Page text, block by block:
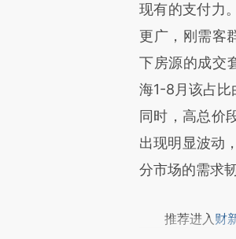
现有的支付力
更广，刚需客
下房源的成交
海1-8月该占比
同时，高总价
出现明显波动
分市场的需求韧
推荐进入 财